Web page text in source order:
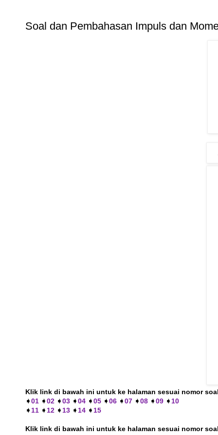
Soal dan Pembahasan Impuls dan
Klik link di bawah ini untuk ke halaman sesuai nomor
➧01 ➧02 ➧03 ➧04 ➧05 ➧06 ➧07 ➧08 ➧09 ➧10
➧11 ➧12 ➧13 ➧14 ➧15
Klik link di bawah ini untuk ke halaman sesuai nomor